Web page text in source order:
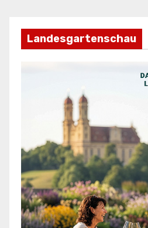
Landesgartenschau